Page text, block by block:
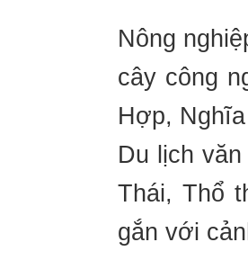
Nông
cây công
Hợp,
Du lịch
Thái, Thổ
gắn với